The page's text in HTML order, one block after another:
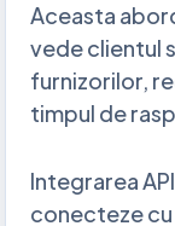
Aceasta
vede clientul
furnizorilor,
timpul de
Integrarea
conecteze cu